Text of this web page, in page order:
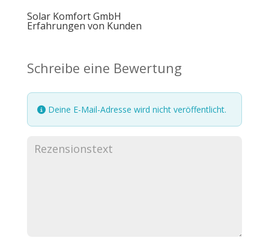
Solar Komfort GmbH
Erfahrungen von Kunden
Schreibe eine Bewertung
Deine E-Mail-Adresse wird nicht veröffentlicht.